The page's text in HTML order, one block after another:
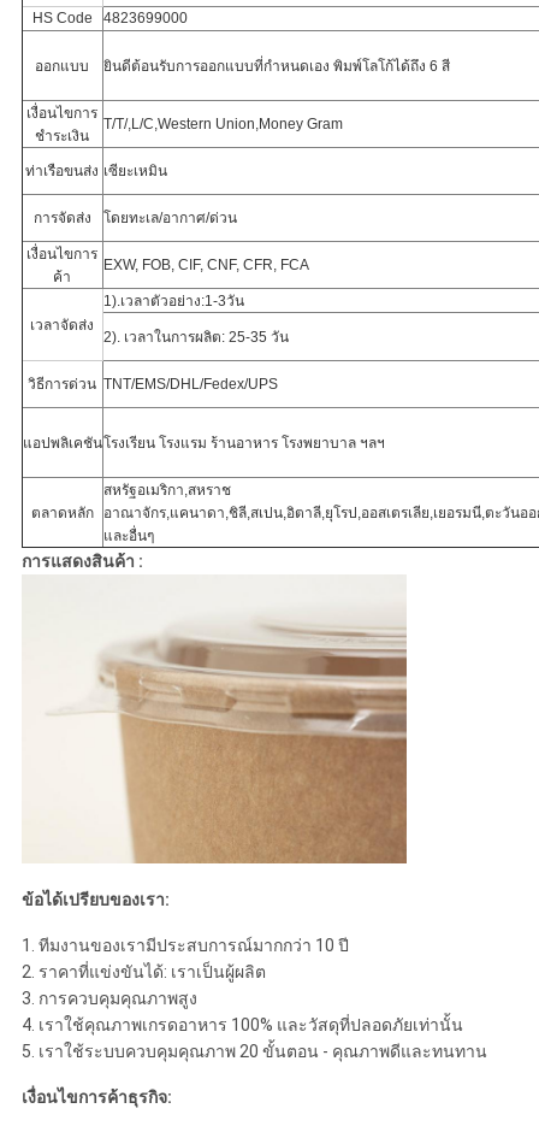
HS Code 4823699000
ออกแบบ ยินดีต้อนรับการออกแบบที่กำหนดเอง พิมพ์โลโก้ได้ถึง 6 สี
เงื่อนไขการ
ชำระเงิน
T/T/,L/C,Western Union,Money Gram
ท่าเรือขนส่ง เซียะเหมิน
การจัดส่ง โดยทะเล/อากาศ/ด่วน
เงื่อนไขการ
ค้า
EXW, FOB, CIF, CNF, CFR, FCA
เวลาจัดส่ง
1).เวลาตัวอย่าง:1-3วัน
2). เวลาในการผลิต: 25-35 วัน
วิธีการด่วน TNT/EMS/DHL/Fedex/UPS
แอปพลิเคชันโรงเรียน โรงแรม ร้านอาหาร โรงพยาบาล ฯลฯ
ตลาดหลัก
สหรัฐอเมริกา,สหราช
อาณาจักร,แคนาดา,ชิลี,สเปน,อิตาลี,ยุโรป,ออสเตรเลีย,เยอรมนี,ตะวันอ
และอื่นๆ
การแสดงสินค้า :
ข้อได้เปรียบของเรา:
1. ทีมงานของเรามีประสบการณ์มากกว่า 10 ปี
2. ราคาที่แข่งขันได้: เราเป็นผู้ผลิต
3. การควบคุมคุณภาพสูง
4. เราใช้คุณภาพเกรดอาหาร 100% และวัสดุที่ปลอดภัยเท่านั้น
5. เราใช้ระบบควบคุมคุณภาพ 20 ขั้นตอน - คุณภาพดีและทนทาน
เงื่อนไขการค้าธุรกิจ: